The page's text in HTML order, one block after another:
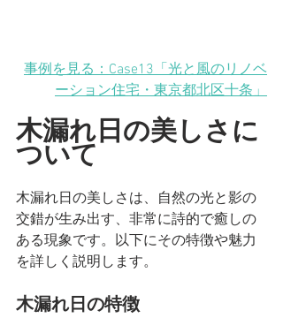
事例を見る：Case13「光と風のリノベ
ーション住宅・東京都北区十条」
木漏れ日の美しさに
ついて
木漏れ日の美しさは、自然の光と影の
交錯が生み出す、非常に詩的で癒しの
ある現象です。以下にその特徴や魅力
を詳しく説明します。
木漏れ日の特徴